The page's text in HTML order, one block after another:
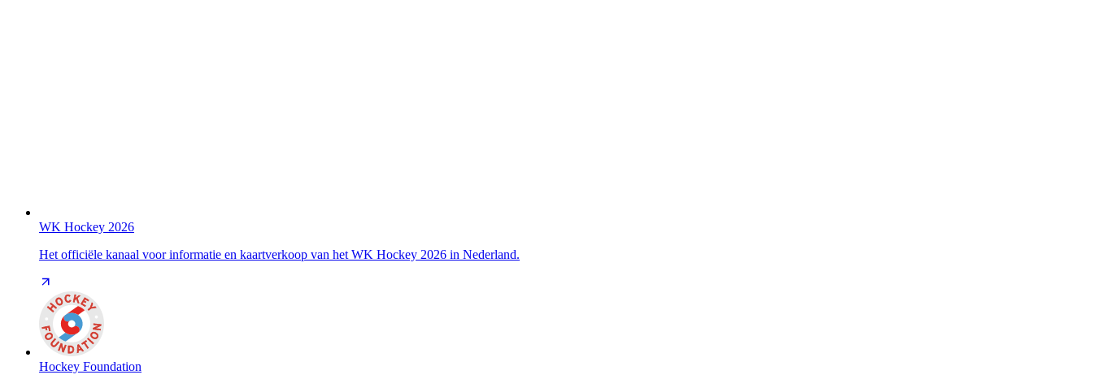
WK Hockey 2026
Het officiële kanaal voor informatie en kaartverkoop van het WK Hockey 2026 in Nederland.
Hockey Foundation